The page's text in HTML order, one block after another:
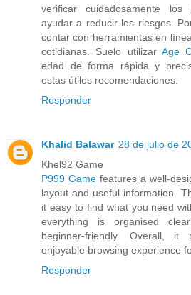
verificar cuidadosamente los
ayudar a reducir los riesgos.
contar con herramientas en
cotidianas. Suelo utilizar Age
edad de forma rápida y
estas útiles recomendaciones.
Responder
Khalid Balawar 28 de julio de
Khel92 Game
P999 Gamefeatures a well-
layout and useful information.
it easy to find what you need
everything is organised
beginner-friendly. Overall,
enjoyable browsing experience
Responder